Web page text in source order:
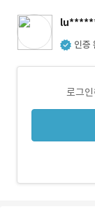
인증
로그